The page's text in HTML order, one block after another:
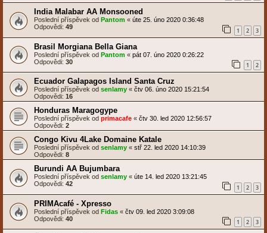
India Malabar AA Monsooned
Poslední příspěvek od Pantom « úte 25. úno 2020 0:36:48
Odpovědi: 49 1 2 3
Brasil Morgiana Bella Giana
Poslední příspěvek od Pantom « pát 07. úno 2020 0:26:22
Odpovědi: 30 1 2
Ecuador Galapagos Island Santa Cruz
Poslední příspěvek od senlamy « čtv 06. úno 2020 15:21:54
Odpovědi: 16
Honduras Maragogype
Poslední příspěvek od primacafe « čtv 30. led 2020 12:56:57
Odpovědi: 2
Congo Kivu 4Lake Domaine Katale
Poslední příspěvek od senlamy « stř 22. led 2020 14:10:39
Odpovědi: 8
Burundi AA Bujumbara
Poslední příspěvek od senlamy « úte 14. led 2020 13:21:45
Odpovědi: 42 1 2 3
PRIMAcafé - Xpresso
Poslední příspěvek od Fidas « čtv 09. led 2020 3:09:08
Odpovědi: 40 1 2 3